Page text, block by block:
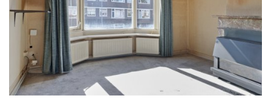
Gebouwgebonden buitenruimte
4 m2
Inhoud
301 m3